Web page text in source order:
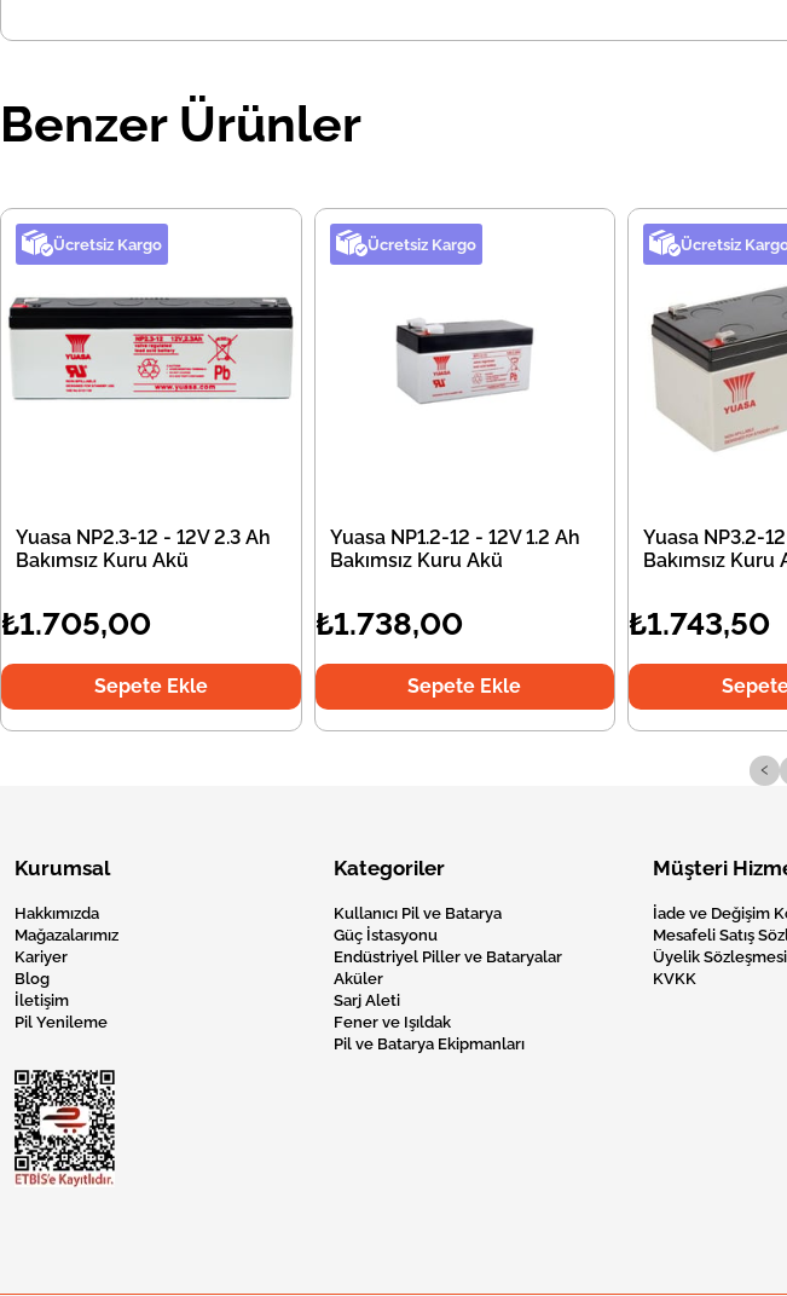
Benzer Ürünler
Ücretsiz Kargo
Yuasa NP2.3-12 - 12V 2.3 Ah
Bakımsız Kuru Akü
₺1.705,00
Sepete Ekle
Ücretsiz Kargo
Yuasa NP1.2-12 - 12V 1.2 Ah
Bakımsız Kuru Akü
₺1.738,00
Sepete Ekle
Ücretsiz
Yuasa NP3.2-
Bakımsız Kuru
₺1.743,50
‹
Kurumsal
Hakkımızda
Mağazalarımız
Kariyer
Blog
İletişim
Pil Yenileme
Kategoriler
Kullanıcı Pil ve Batarya
Güç İstasyonu
Endüstriyel Piller ve Bataryalar
Aküler
Sarj Aleti
Fener ve Işıldak
Pil ve Batarya Ekipmanları
Müşteri
İade ve Değişim
Mesafeli Satış
Üyelik Sözleşmesi
KVKK